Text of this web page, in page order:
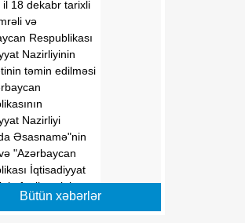
il 18 dekabr tarixli
və
Respublikası
Nazirliyinin
təmin edilməsi
Nazirliyi
Əsasnamə"nin
"Azərbaycan
İqtisadiyyat
fəaliyyətinin
və
Bütün xəbərlər